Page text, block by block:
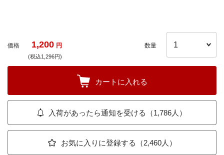
価格 1,200 円
(税込1,296円)
数量
カートに入れる
入荷があったら通知を受ける（1,786人）
お気に入りに登録する（2,460人）